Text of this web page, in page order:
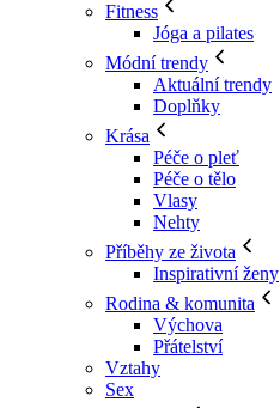
Fitness
Jóga a pilates
Módní trendy
Aktuální trendy
Doplňky
Krása
Péče o pleť
Péče o tělo
Vlasy
Nehty
Příběhy ze života
Inspirativní ženy
Rodina & komunita
Výchova
Přátelství
Vztahy
Sex